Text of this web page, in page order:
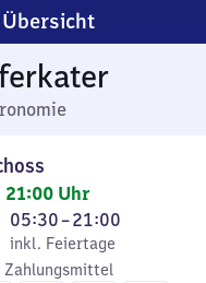
Uhr
Feiertage
05:30–21:00
Von
5
Uhr
inkl. Feiertage